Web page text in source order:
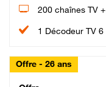
200 chaînes TV +
1 Décodeur TV 6
Offre - 26 ans